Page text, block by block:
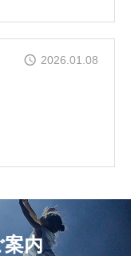
2026.01.08
案内